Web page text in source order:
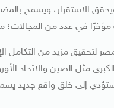
الاستقرار، ويسمح
في عدد من المجالات؛
لتحقيق مزيد من التكامل
مثل الصين والاتحاد
إلى خلق واقع جديد يسمح